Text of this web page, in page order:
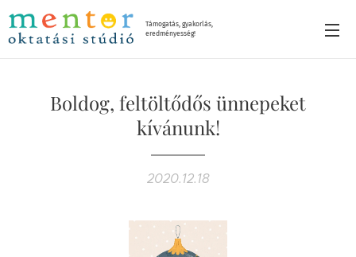
Támogatás, gyakorlás,
eredményesség!
Boldog, feltöltődős ünnepeket
kívánunk!
2020.12.18